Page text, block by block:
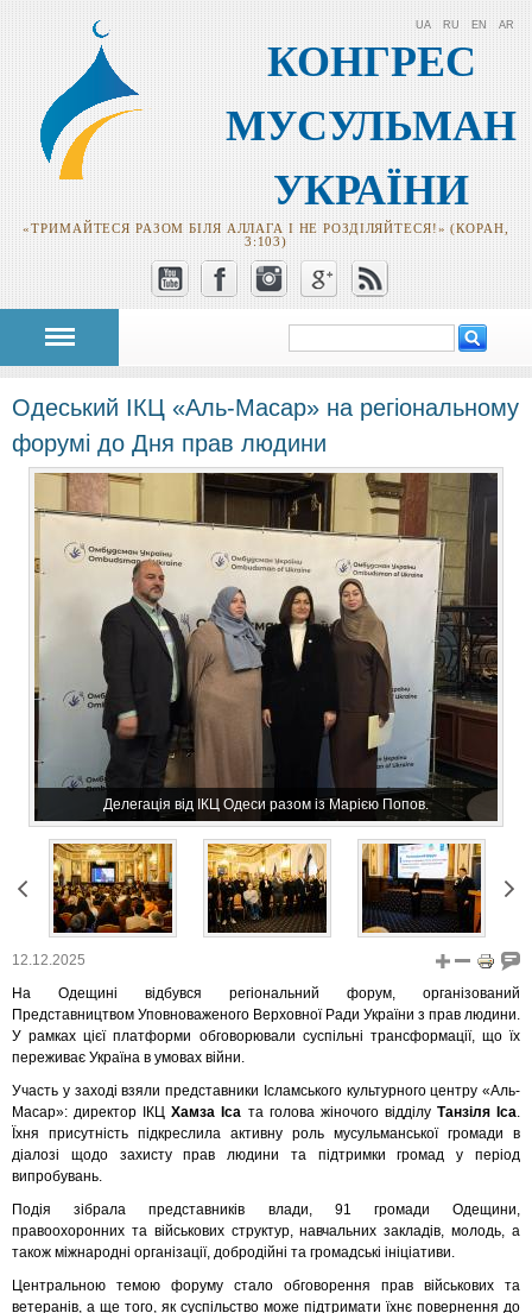
КОНГРЕС
МУСУЛЬМАН
УКРАЇНИ
«ТРИМАЙТЕСЯ РАЗОМ БІЛЯ АЛЛАГА І НЕ РОЗДІЛЯЙТЕСЯ!» (КОРАН,
3:103)
UA RU EN AR
Пошукова
форма
Одеський ІКЦ «Аль-Масар» на регіональному
форумі до Дня прав людини
Делегація від ІКЦ Одеси разом із Марією Попов.
12.12.2025
На Одещині відбувся регіональний форум, організований
Представництвом Уповноваженого Верховної Ради України з прав людини.
У рамках цієї платформи обговорювали суспільні трансформації, що їх
переживає Україна в умовах війни.
Участь у заході взяли представники Ісламського культурного центру «Аль-
Масар»: директор ІКЦ Хамза Іса та голова жіночого відділу Танзіля Іса.
Їхня присутність підкреслила активну роль мусульманської громади в
діалозі щодо захисту прав людини та підтримки громад у період
випробувань.
Подія зібрала представників влади, 91 громади Одещини,
правоохоронних та військових структур, навчальних закладів, молодь, а
також міжнародні організації, добродійні та громадські ініціативи.
Центральною темою форуму стало обговорення прав військових та
ветеранів, а ще того, як суспільство може підтримати їхнє повернення до